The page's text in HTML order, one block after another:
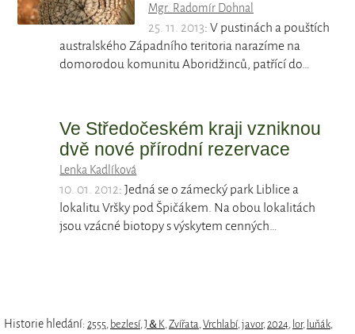
Mgr. Radomír Dohnal
25. 11. 2013: V pustinách a pouštích
australského Západního teritoria narazíme na
domorodou komunitu Aboridžinců, patřící do…
Ve Středočeském kraji vzniknou
dvě nové přírodní rezervace
Lenka Kadlíková
10. 01. 2012: Jedná se o zámecký park Liblice a
lokalitu Vršky pod Špičákem. Na obou lokalitách
jsou vzácné biotopy s výskytem cenných…
Historie hledání: 2555, bezlesí,J＆K,Zvířata,Vrchlabí,javor,2024, lor, luňák,